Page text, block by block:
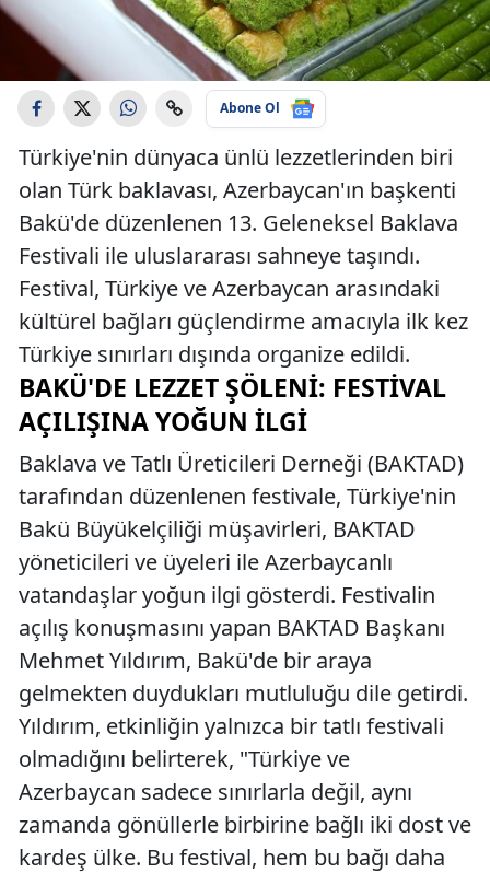
Abone Ol
Türkiye'nin dünyaca ünlü lezzetlerinden biri
olan Türk baklavası, Azerbaycan'ın başkenti
Bakü'de düzenlenen 13. Geleneksel Baklava
Festivali ile uluslararası sahneye taşındı.
Festival, Türkiye ve Azerbaycan arasındaki
kültürel bağları güçlendirme amacıyla ilk kez
Türkiye sınırları dışında organize edildi.
BAKÜ'DE LEZZET ŞÖLENI: FESTIVAL
AÇILIŞINA YOĞUN İLGI
Baklava ve Tatlı Üreticileri Derneği (BAKTAD)
tarafından düzenlenen festivale, Türkiye'nin
Bakü Büyükelçiliği müşavirleri, BAKTAD
yöneticileri ve üyeleri ile Azerbaycanlı
vatandaşlar yoğun ilgi gösterdi. Festivalin
açılış konuşmasını yapan BAKTAD Başkanı
Mehmet Yıldırım, Bakü'de bir araya
gelmekten duydukları mutluluğu dile getirdi.
Yıldırım, etkinliğin yalnızca bir tatlı festivali
olmadığını belirterek, "Türkiye ve
Azerbaycan sadece sınırlarla değil, aynı
zamanda gönüllerle birbirine bağlı iki dost ve
kardeş ülke. Bu festival, hem bu bağı daha